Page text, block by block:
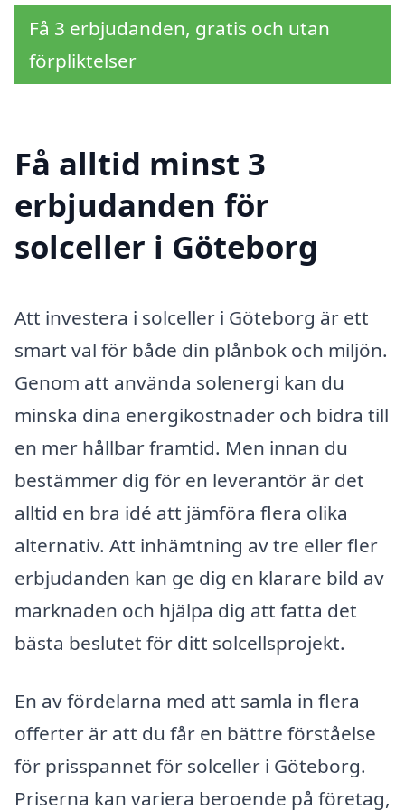
Få 3 erbjudanden, gratis och utan
förpliktelser
Få alltid minst 3
erbjudanden för
solceller i Göteborg
Att investera i solceller i Göteborg är ett
smart val för både din plånbok och miljön.
Genom att använda solenergi kan du
minska dina energikostnader och bidra till
en mer hållbar framtid. Men innan du
bestämmer dig för en leverantör är det
alltid en bra idé att jämföra flera olika
alternativ. Att inhämtning av tre eller fler
erbjudanden kan ge dig en klarare bild av
marknaden och hjälpa dig att fatta det
bästa beslutet för ditt solcellsprojekt.
En av fördelarna med att samla in flera
offerter är att du får en bättre förståelse
för prisspannet för solceller i Göteborg.
Priserna kan variera beroende på företag,